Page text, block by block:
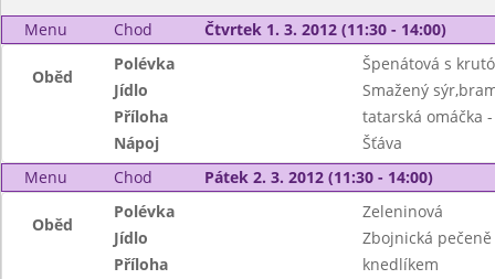
Menu Chod Čtvrtek 1. 3. 2012 (11:30 - 14:00)
Oběd
Polévka
Špenátová s
Jídlo
Smažený
Příloha
tatarská omáčka
Nápoj
Šťáva
Menu
Chod Pátek 2. 3. 2012 (11:30 - 14:00)
Oběd
Polévka
Zeleninová
Jídlo
Zbojnická
Příloha
knedlíkem